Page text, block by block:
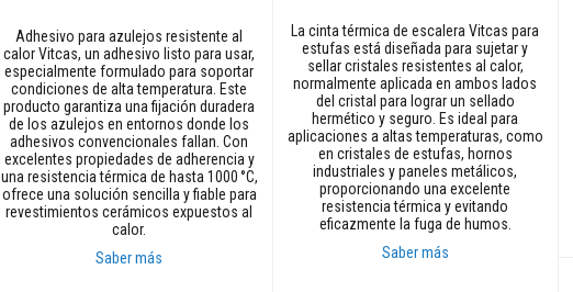
Adhesivo para azulejos resistente al
calor Vitcas, un adhesivo listo para usar,
especialmente formulado para soportar
condiciones de alta temperatura. Este
producto garantiza una fijación duradera
de los azulejos en entornos donde los
adhesivos convencionales fallan. Con
excelentes propiedades de adherencia y
una resistencia térmica de hasta 1000 °C,
ofrece una solución sencilla y fiable para
revestimientos cerámicos expuestos al
calor.
Saber más
La cinta térmica de escalera Vitcas para
estufas está diseñada para sujetar y
sellar cristales resistentes al calor,
normalmente aplicada en ambos lados
del cristal para lograr un sellado
hermético y seguro. Es ideal para
aplicaciones a altas temperaturas, como
en cristales de estufas, hornos
industriales y paneles metálicos,
proporcionando una excelente
resistencia térmica y evitando
eficazmente la fuga de humos.
Saber más